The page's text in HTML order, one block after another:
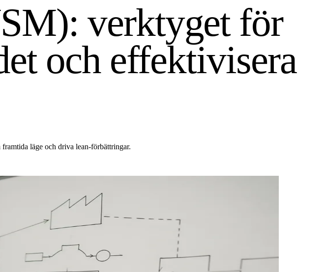
verktyget för
och effektivisera
läge och driva lean-förbättringar.